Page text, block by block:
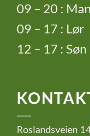
09 – 20 :
09 – 17 : Lør
12 – 17 : Søn
Roslandsveien